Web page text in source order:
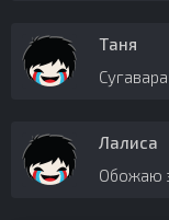
Таня
Лалиса
Обожаю